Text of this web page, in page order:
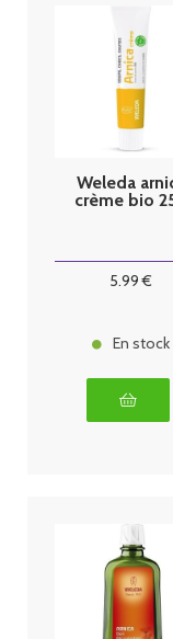
Weleda
crème bio
5.99 €
En stock